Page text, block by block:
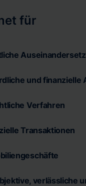
für
und finanzielle
Verfahren
Transaktionen
verlässliche